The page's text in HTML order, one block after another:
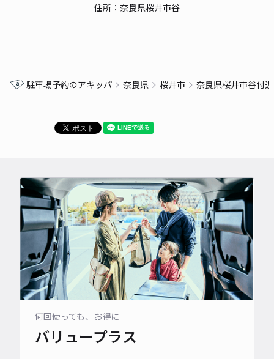
住所：奈良県桜井市谷
駐車場予約のアキッパ 奈良県 桜井市 奈良県桜井市谷付
何回使っても、お得に
バリュープラス